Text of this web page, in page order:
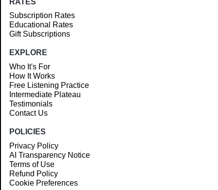
Subscription Rates
Educational Rates
Gift Subscriptions
EXPLORE
Who It's For
How It Works
Free Listening Practice
Intermediate Plateau
Testimonials
Contact Us
POLICIES
Privacy Policy
AI Transparency Notice
Terms of Use
Refund Policy
Cookie Preferences